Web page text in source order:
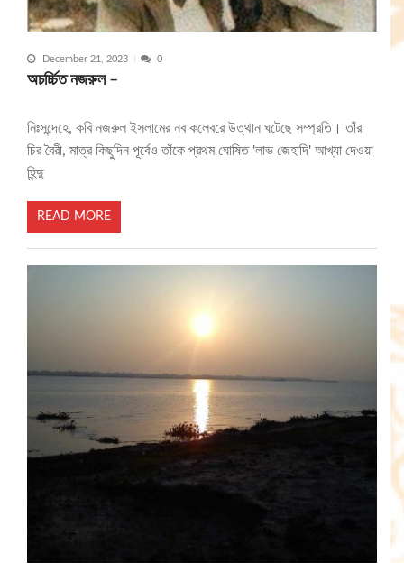
December 21, 2023 0
অচর্চ্চিত নজরুল –
নিঃসন্দেহে, কবি নজরুল ইসলামের নব কলেবরে উত্থান ঘটেছে সম্প্রতি। তাঁর
চির বৈরী, মাত্র কিছুদিন পূর্বেও তাঁকে প্রথম ঘোষিত 'লাভ জেহাদি' আখ্যা দেওয়া
হিন্দু
READ MORE